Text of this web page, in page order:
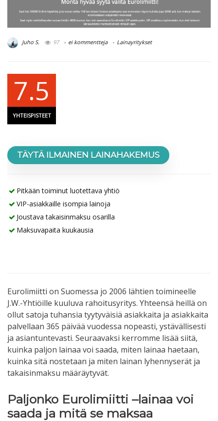
Juho S. 97 ei kommentteja Lainayritykset
7.5
YHTEISPISTEET
TÄYTÄ ILMAINEN LAINAHAKEMUS
Pitkään toiminut luotettava yhtiö
VIP-asiakkaille isompia lainoja
Joustava takaisinmaksu osarilla
Maksuvapaita kuukausia
Eurolimiitti on Suomessa jo 2006 lähtien toimineelle
J.W.-Yhtiöille kuuluva rahoitusyritys. Yhteensä heillä on
ollut satoja tuhansia tyytyväisiä asiakkaita ja asiakkaita
palvellaan 365 päivää vuodessa nopeasti, ystävällisesti
ja asiantuntevasti. Seuraavaksi kerromme lisää siitä,
kuinka paljon lainaa voi saada, miten lainaa haetaan,
kuinka sitä nostetaan ja miten lainan lyhennyserät ja
takaisinmaksu määräytyvät.
Paljonko Eurolimiitti –lainaa voi
saada ja mitä se maksaa